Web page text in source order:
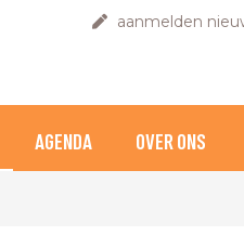
aanmelden
AGENDA OVER ONS